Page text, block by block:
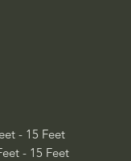
- 15 Feet
- 15 Feet